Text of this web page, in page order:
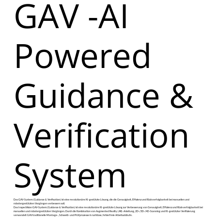
GAV -AI
Powered
Guidance &
Verification
System
Das GAV-System (Guidance & Verification) ist eine revolutionäre KI-gestützte Lösung, die die Genauigkeit, Effizienz und Rückverfolgbarkeit bei manuellen und
robotergestützten Vorgängen verbessern soll.
Das InspecVision GAV-System (Guidance & Verification) ist eine revolutionäre KI-gestützte Lösung zur Verbesserung von Genauigkeit, Effizienz und Rückverfolgbarkeit bei
manuellen und robotergestützten Vorgängen. Durch die Kombination von Augmented Reality (AR)-Anleitung, 2D-/3D-/4D-Scanning und KI-gestützter Verifizierung
verwandelt GAV traditionelle Montage-, Schweiß- und Prüfprozesse in nahtlose, fehlerfreie Arbeitsabläufe.